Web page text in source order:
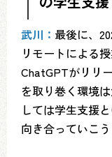
武川： 最後に、
リモートによる
ChatGPTがリリ
を取り巻く環境
しては学生支援
向き合っていこ